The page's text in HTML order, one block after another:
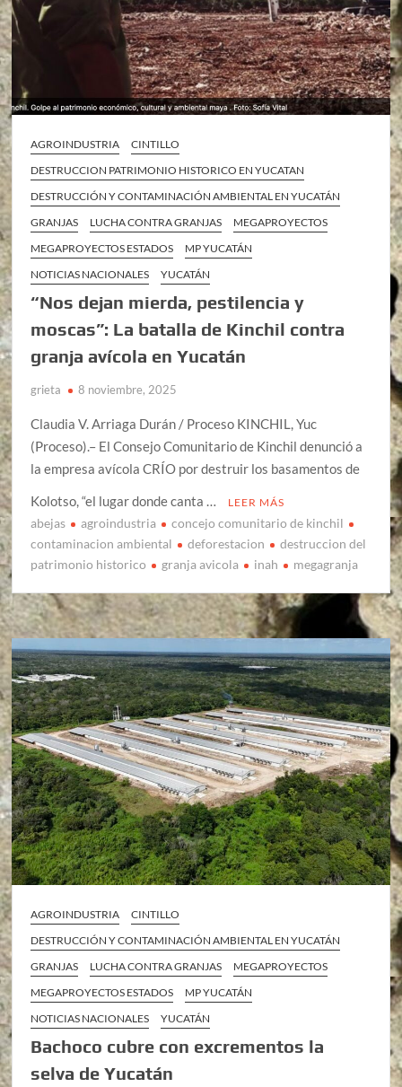
AGROINDUSTRIA
CINTILLO
DESTRUCCION PATRIMONIO HISTORICO EN YUCATAN
DESTRUCCIÓN Y CONTAMINACIÓN AMBIENTAL EN YUCATÁN
GRANJAS
LUCHA CONTRA GRANJAS
MEGAPROYECTOS
MEGAPROYECTOS ESTADOS
MP YUCATÁN
NOTICIAS NACIONALES
YUCATÁN
“Nos dejan mierda, pestilencia y
moscas”: La batalla de Kinchil contra
granja avícola en Yucatán
grieta 8 noviembre, 2025
Claudia V. Arriaga Durán / Proceso KINCHIL, Yuc
(Proceso).– El Consejo Comunitario de Kinchil denunció a
la empresa avícola CRÍO por destruir los basamentos de
Kolotso, “el lugar donde canta …
LEER MÁS
abejas agroindustria
concejo comunitario de kinchil
contaminacion ambiental
deforestacion
destruccion del
patrimonio historico
granja avicola inah megagranja
AGROINDUSTRIA
CINTILLO
DESTRUCCIÓN Y CONTAMINACIÓN AMBIENTAL EN YUCATÁN
GRANJAS
LUCHA CONTRA GRANJAS
MEGAPROYECTOS
MEGAPROYECTOS ESTADOS
MP YUCATÁN
NOTICIAS NACIONALES
YUCATÁN
Bachoco cubre con excrementos la
selva de Yucatán